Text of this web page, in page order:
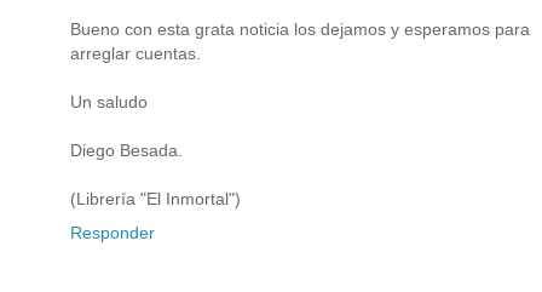
Bueno con esta grata noticia los dejamos y esperamos para
arreglar cuentas.
Un saludo
Diego Besada.
(Librería "El Inmortal")
Responder